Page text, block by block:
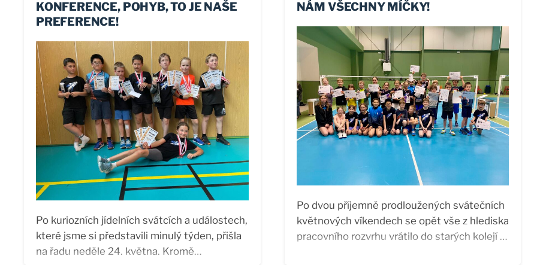
KONFERENCE, POHYB, TO JE NAŠE
PREFERENCE!
Po kuriozních jídelních svátcích a událostech,
které jsme si představili minulý týden, přišla
na řadu neděle 24. května. Kromě
NÁM VŠECHNY MÍČKY!
Po dvou příjemně prodloužených svátečních
květnových víkendech se opět vše z hlediska
pracovního rozvrhu vrátilo do starých kolejí a